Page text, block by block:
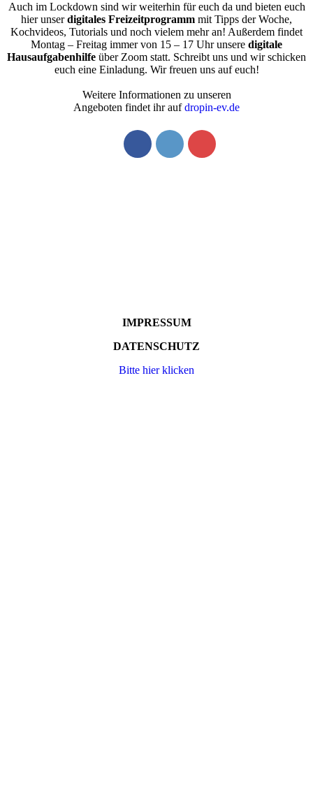
Auch im Lockdown sind wir weiterhin für euch da und bieten euch
hier unserdigitales Freizeitprogramm mit Tipps der Woche,
Kochvideos, Tutorials und noch vielem mehr an! Außerdem findet
Montag – Freitag immer von 15 – 17 Uhr unsere digitale
Hausaufgabenhilfe über Zoom statt. Schreibt uns und wir schicken
euch eine Einladung. Wir freuen uns auf euch!
Weitere Informationen zu unseren
Angeboten findet ihr aufdropin-ev.de
IMPRESSUM
DATENSCHUTZ
Bitte hier klicken